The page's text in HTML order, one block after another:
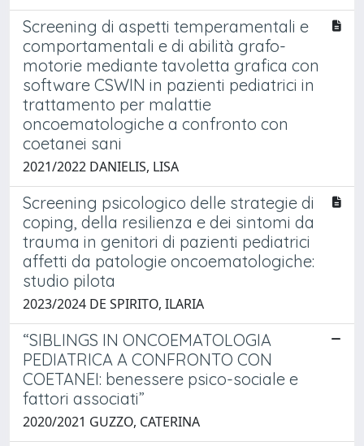
Screening di aspetti temperamentali e
comportamentali e di abilità grafo-
motorie mediante tavoletta grafica con
software CSWIN in pazienti pediatrici in
trattamento per malattie
oncoematologiche a confronto con
coetanei sani
2021/2022 DANIELIS, LISA
Screening psicologico delle strategie di
coping, della resilienza e dei sintomi da
trauma in genitori di pazienti pediatrici
affetti da patologie oncoematologiche:
studio pilota
2023/2024 DE SPIRITO, ILARIA
“SIBLINGS IN ONCOEMATOLOGIA
PEDIATRICA A CONFRONTO CON
COETANEI: benessere psico-sociale e
fattori associati”
2020/2021 GUZZO, CATERINA